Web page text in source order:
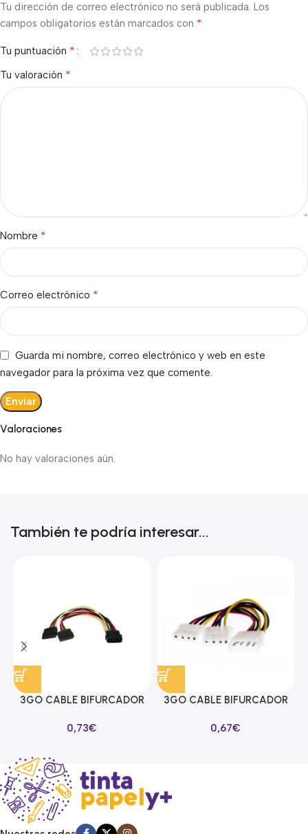
Valoraciones
No hay valoraciones aún.
Tu dirección de correo electrónico no será publicada. Los
campos obligatorios están marcados con *
Tu puntuación *
Tu valoración *
Nombre *
Correo electrónico *
Guarda mi nombre, correo electrónico y web en este
navegador para la próxima vez que comente.
También te podría interesar...
3GO CABLE BIFURCADOR
0,73€
3GO CABLE BIFURCADOR
0,67€